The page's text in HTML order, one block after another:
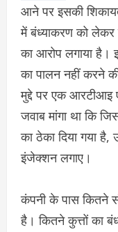
आने पर इसकी
में बंध्याकरण को
का आरोप लगाया है।
का पालन नहीं करने
मुद्दे पर एक आरटीआइ
जवाब मांगा था कि
का ठेका दिया गया
इंजेक्शन लगाए।
कंपनी के पास कितने
है। कितने कुत्तों का